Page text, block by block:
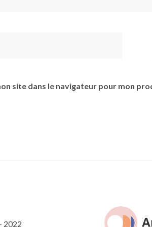
site dans le navigateur pour mon
2022